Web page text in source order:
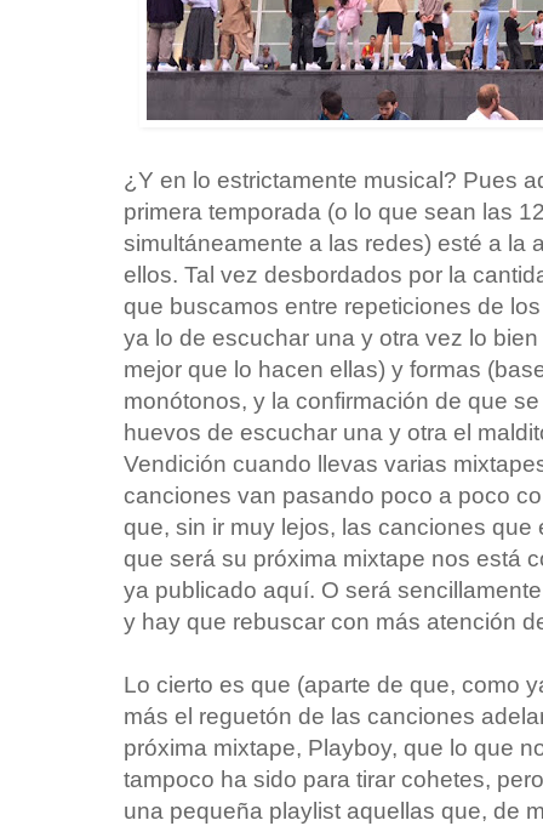
¿Y en lo estrictamente musical? Pues
primera temporada (o lo que sean las
simultáneamente a las redes) esté a la
ellos. Tal vez desbordados por la
que buscamos entre repeticiones de
ya lo de escuchar una y otra vez lo
mejor que lo hacen ellas) y formas
monótonos, y la confirmación de que
huevos de escuchar una y otra el
Vendición cuando llevas varias
canciones van pasando poco a poco
que, sin ir muy lejos, las canciones
que será su próxima mixtape nos está
ya publicado aquí. O será
y hay que rebuscar con más atención
Lo cierto es que (aparte de que, como
más el reguetón de las canciones
próxima mixtape, Playboy, que lo que
tampoco ha sido para tirar cohetes,
una pequeña playlist aquellas que, de